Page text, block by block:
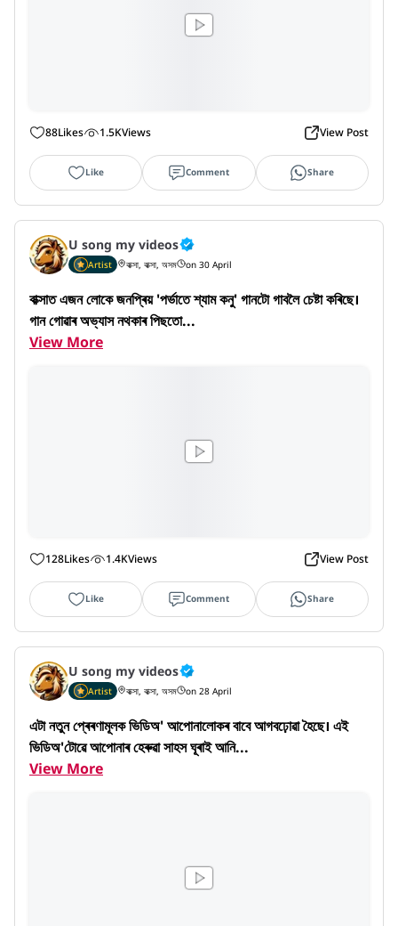
88Likes 1.5KViews View Post
Like Comment Share
U song my videos
Artist বাক্সা, বাক্সা, অসম on 30 April
বাক্সাত এজন লোকে জনপ্ৰিয় 'পৰ্ভাতে শ্যাম কনু' গানটো গাবলৈ চেষ্টা কৰিছে।
গান গোৱাৰ অভ্যাস নথকাৰ পিছতো...
View More
128Likes 1.4KViews View Post
Like Comment Share
U song my videos
Artist বাক্সা, বাক্সা, অসম on 28 April
এটা নতুন প্ৰেৰণামূলক ভিডিঅ' আপোনালোকৰ বাবে আগবঢ়োৱা হৈছে। এই
ভিডিঅ'টোৱে আপোনাৰ হেৰুৱা সাহস ঘূৰাই আনি...
View More